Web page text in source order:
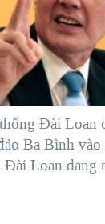
2024
TẠI DẢI GAZA
CON ĐƯỜNG
HẠ 'BÊN
VÀ NAY
Ðài Loan
Ba Bình vào
Ðài Loan đang